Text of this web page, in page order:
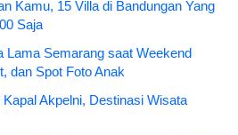
Kamu, 15 Villa di Bandungan Yang
Saja
Lama Semarang saat Weekend
dan Spot Foto Anak
Akpelni, Destinasi Wisata